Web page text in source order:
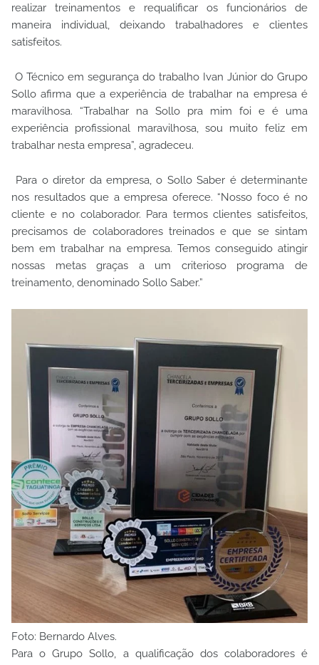
realizar treinamentos e requalificar os funcionários de
maneira individual, deixando trabalhadores e clientes
satisfeitos.
O Técnico em segurança do trabalho Ivan Júnior do Grupo
Sollo afirma que a experiência de trabalhar na empresa é
maravilhosa. “Trabalhar na Sollo pra mim foi e é uma
experiência profissional maravilhosa, sou muito feliz em
trabalhar nesta empresa”, agradeceu.
Para o diretor da empresa, o Sollo Saber é determinante
nos resultados que a empresa oferece. “Nosso foco é no
cliente e no colaborador. Para termos clientes satisfeitos,
precisamos de colaboradores treinados e que se sintam
bem em trabalhar na empresa. Temos conseguido atingir
nossas metas graças a um criterioso programa de
treinamento, denominado Sollo Saber.”
Foto: Bernardo Alves.
Para o Grupo Sollo, a qualificação dos colaboradores é